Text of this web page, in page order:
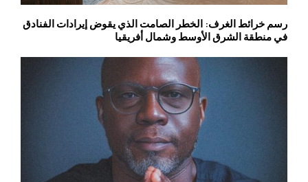
رسم خرائط الغرف: الخطر الصامت الذي يقوض إيرادات الفنادق
في منطقة الشرق الأوسط وشمال أفريقيا